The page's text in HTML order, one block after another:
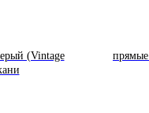
(Vintage